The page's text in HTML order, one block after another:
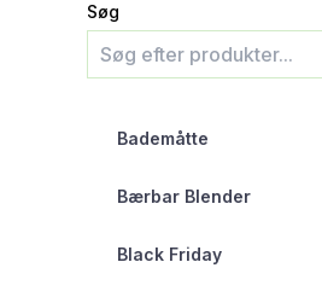
Søg
Bademåtte
Bærbar Blender
Black Friday